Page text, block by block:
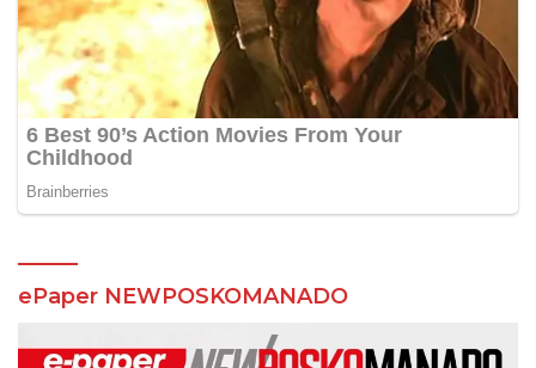
ePaper NEWPOSKOMANADO